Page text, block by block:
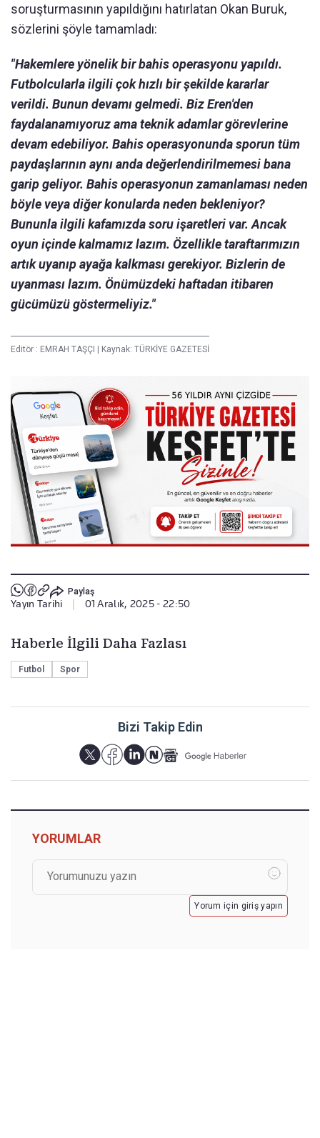
soruşturmasının yapıldığını hatırlatan Okan Buruk,
sözlerini şöyle tamamladı:
"Hakemlere yönelik bir bahis operasyonu yapıldı.
Futbolcularla ilgili çok hızlı bir şekilde kararlar
verildi. Bunun devamı gelmedi. Biz Eren'den
faydalanamıyoruz ama teknik adamlar görevlerine
devam edebiliyor. Bahis operasyonunda sporun tüm
paydaşlarının aynı anda değerlendirilmemesi bana
garip geliyor. Bahis operasyonun zamanlaması neden
böyle veya diğer konularda neden bekleniyor?
Bununla ilgili kafamızda soru işaretleri var. Ancak
oyun içinde kalmamız lazım. Özellikle taraftarımızın
artık uyanıp ayağa kalkması gerekiyor. Bizlerin de
uyanması lazım. Önümüzdeki haftadan itibaren
gücümüzü göstermeliyiz."
Editör : EMRAH TAŞÇI | Kaynak: TÜRKİYE GAZETESİ
Paylaş
Yayın Tarihi 01 Aralık, 2025 - 22:50
Haberle İlgili Daha Fazlası
Futbol Spor
Bizi Takip Edin
YORUMLAR
Yorum için giriş yapın